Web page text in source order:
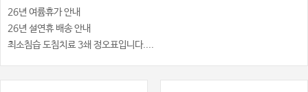
26년 여륨휴가 안내
26년 설연휴 배송 안내
최소침습 도침치료 3쇄 정오표입니다....